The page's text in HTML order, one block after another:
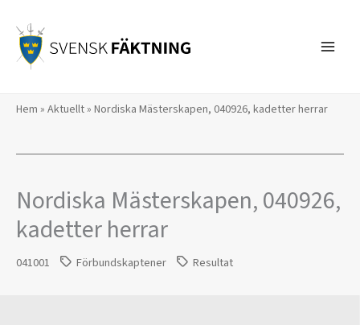
innehåll
Hem » Aktuellt» Nordiska Mästerskapen, 040926, kadetter herrar
Nordiska Mästerskapen, 040926,
kadetter herrar
041001 Förbundskaptener Resultat